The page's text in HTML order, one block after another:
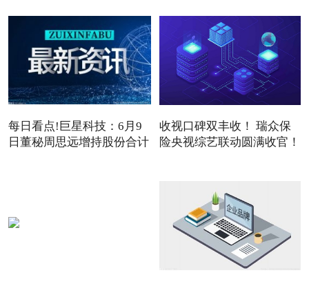
每日看点!巨星科技：6月9
日董秘周思远增持股份合计
收视口碑双丰收！ 瑞众保
险央视综艺联动圆满收官！